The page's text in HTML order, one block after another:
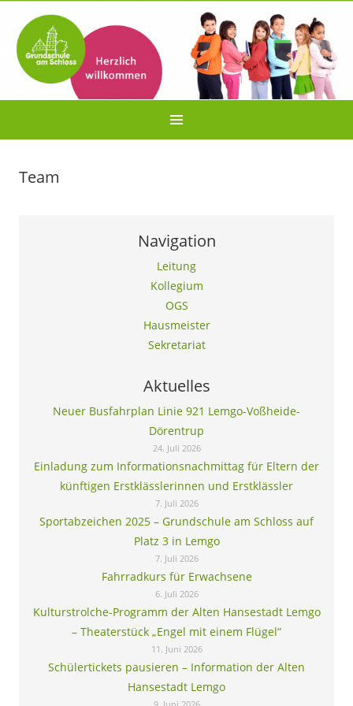
Team
Navigation
Leitung
Kollegium
OGS
Hausmeister
Sekretariat
Aktuelles
Neuer Busfahrplan Linie 921 Lemgo-Voßheide-
Dörentrup
24. Juli 2026
Einladung zum Informationsnachmittag für Eltern der
künftigen Erstklässlerinnen und Erstklässler
7. Juli 2026
Sportabzeichen 2025 – Grundschule am Schloss auf
Platz 3 in Lemgo
7. Juli 2026
Fahrradkurs für Erwachsene
6. Juli 2026
Kulturstrolche-Programm der Alten Hansestadt Lemgo
– Theaterstück „Engel mit einem Flügel“
11. Juni 2026
Schülertickets pausieren – Information der Alten
Hansestadt Lemgo